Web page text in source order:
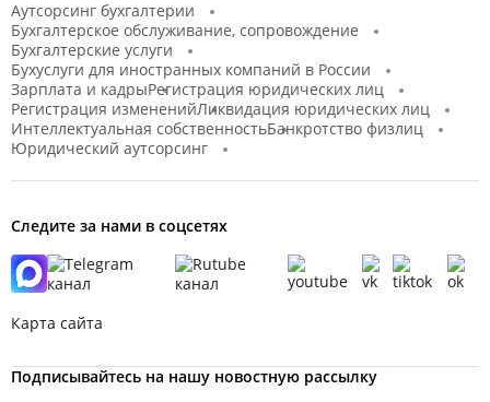
Аутсорсинг бухгалтерии
Бухгалтерское обслуживание, сопровождение
Бухгалтерские услуги
Бухуслуги для иностранных компаний в России
Зарплата и кадрыРегистрация юридических лиц
Регистрация измененийЛиквидация юридических лиц
Интеллектуальная собственностьБанкротство физлиц
Юридический аутсорсинг
Следите за нами в соцсетях
Карта сайта
Подписывайтесь на нашу новостную рассылку